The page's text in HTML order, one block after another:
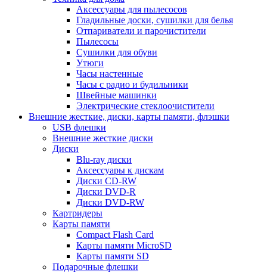
Аксессуары для пылесосов
Гладильные доски, сушилки для белья
Отпариватели и парочистители
Пылесосы
Сушилки для обуви
Утюги
Часы настенные
Часы с радио и будильники
Швейные машинки
Электрические стеклоочистители
Внешние жесткие, диски, карты памяти, флэшки
USB флешки
Внешние жесткие диски
Диски
Blu-ray диски
Аксессуары к дискам
Диски CD-RW
Диски DVD-R
Диски DVD-RW
Картридеры
Карты памяти
Compact Flash Card
Карты памяти MicroSD
Карты памяти SD
Подарочные флешки